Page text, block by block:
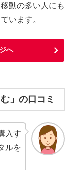
動の多い人にも
います。
へ
」の口コミ
入す
ルを